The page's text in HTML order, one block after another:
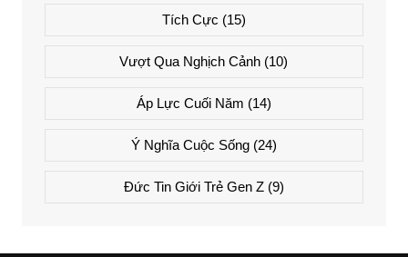
Tích Cực (15)
Vượt Qua Nghịch Cảnh (10)
Áp Lực Cuối Năm (14)
Ý Nghĩa Cuộc Sống(24)
Đức Tin Giới Trẻ Gen Z(9)